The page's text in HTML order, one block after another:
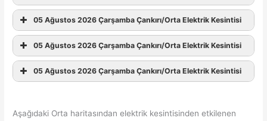
05 Ağustos 2026 Çarşamba Çankırı/Orta Elektrik Kesintisi
05 Ağustos 2026 Çarşamba Çankırı/Orta Elektrik Kesintisi
05 Ağustos 2026 Çarşamba Çankırı/Orta Elektrik Kesintisi
Aşağıdaki Orta haritasından elektrik kesintisinden etkilenen